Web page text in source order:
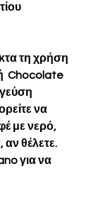
τη χρήση
Chocolate
να
με νερό,
θέλετε.
για να